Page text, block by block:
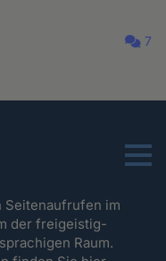
7
Menu
Seitenaufrufen im
der freigeistig-
Raum.